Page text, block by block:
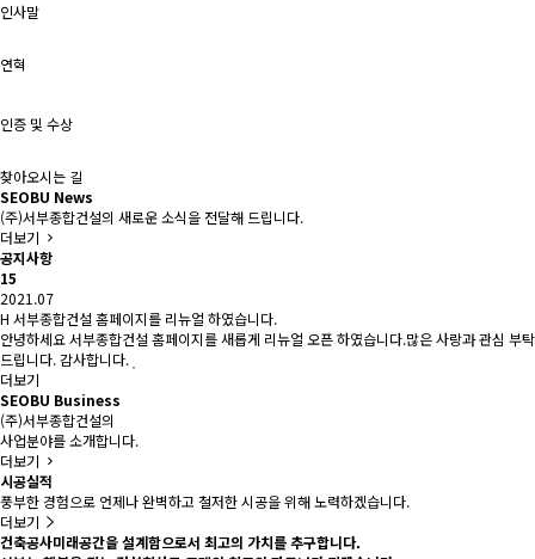
인사말
연혁
인증 및 수상
찾아오시는 길
SEOBU News
(주)서부종합건설의 새로운 소식을 전달해 드립니다.
더보기
공지사항
15
2021.07
H 서부종합건설 홈페이지를 리뉴얼 하였습니다.
안녕하세요 서부종합건설 홈페이지를 새롭게 리뉴얼 오픈 하였습니다.많은 사랑과 관심 부탁
드립니다. 감사합니다.
더보기
SEOBU Business
(주)서부종합건설의
사업분야를 소개합니다.
더보기
시공실적
풍부한 경험으로 언제나 완벽하고 철저한 시공을 위해 노력하겠습니다.
더보기
건축공사미래공간을 설계함으로서 최고의 가치를 추구합니다.